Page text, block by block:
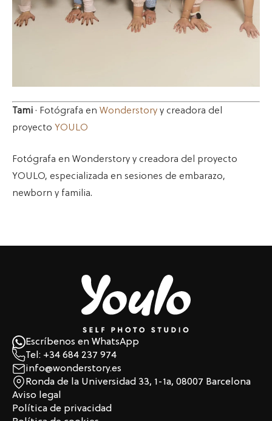
Tami · Fotógrafa en Wonderstory y creadora del
proyecto YOULO
Fotógrafa en Wonderstory y creadora del proyecto
YOULO, especializada en sesiones de embarazo,
newborn y familia.
Escríbenos en WhatsApp
Tel: +34 684 237 974
info@wonderstory.es
Ronda de la Universidad 33, 1-1a, 08007 Barcelona
Aviso legal
Política de privacidad